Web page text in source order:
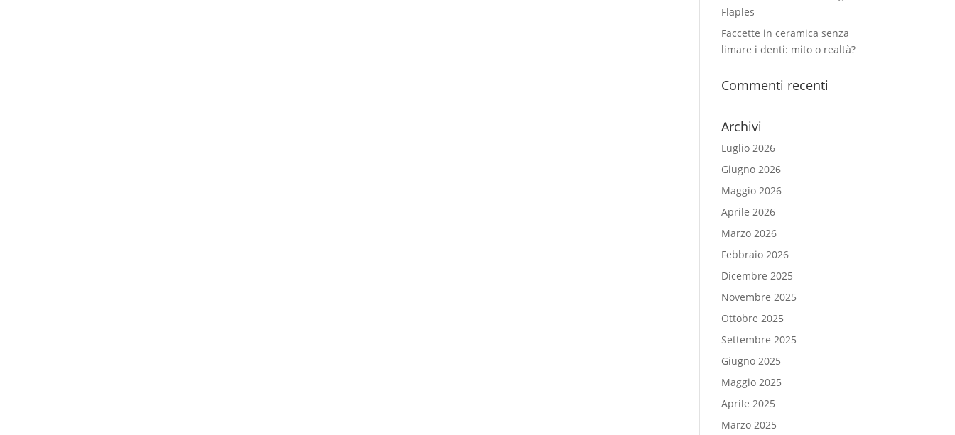
Flaples
Faccette in ceramica senza
limare i denti: mito o realtà?
Commenti recenti
Archivi
Luglio 2026
Giugno 2026
Maggio 2026
Aprile 2026
Marzo 2026
Febbraio 2026
Dicembre 2025
Novembre 2025
Ottobre 2025
Settembre 2025
Giugno 2025
Maggio 2025
Aprile 2025
Marzo 2025